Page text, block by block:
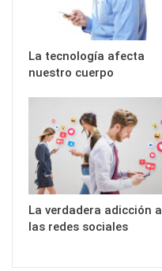
La tecnología afecta
nuestro cuerpo
La verdadera adicción a
las redes sociales